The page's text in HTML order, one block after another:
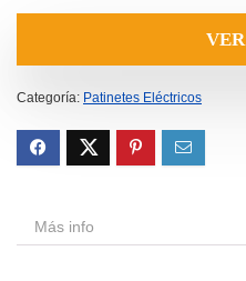
era:
346.68€.
actual
es:
336.05€.
Categoría: Patinetes Eléctricos
Más info